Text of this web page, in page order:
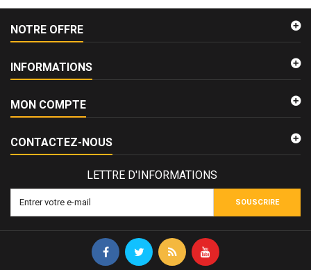
NOTRE OFFRE
INFORMATIONS
MON COMPTE
CONTACTEZ-NOUS
LETTRE D'INFORMATIONS
SOUSCRIRE